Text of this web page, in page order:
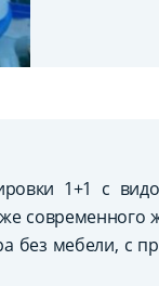
1+1 с
без мебели, с